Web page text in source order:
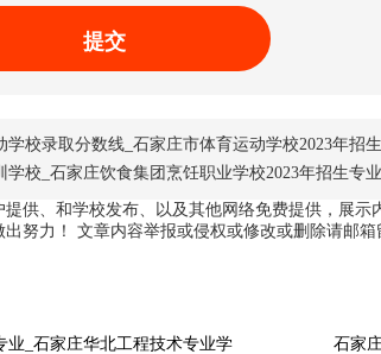
提交
学校录取分数线_石家庄市体育运动学校2023年招
学校_石家庄饮食集团烹饪职业学校2023年招生专业
提供、和学校发布、以及其他网络免费提供，展
努力！ 文章内容举报或侵权或修改或删除请邮箱
业_石家庄华北工程技术专业学
石家